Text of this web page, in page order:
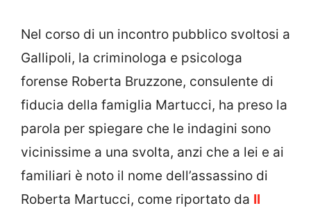
Nel corso di un incontro pubblico svoltosi a
Gallipoli, la criminologa e psicologa
forense Roberta Bruzzone, consulente di
fiducia della famiglia Martucci, ha preso la
parola per spiegare che le indagini sono
vicinissime a una svolta, anzi che a lei e ai
familiari è noto il nome dell’assassino di
Roberta Martucci, come riportato da Il